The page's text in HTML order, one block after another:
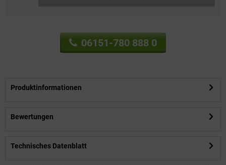
06151-780 888 0
Produktinformationen
Bewertungen
Technisches Datenblatt